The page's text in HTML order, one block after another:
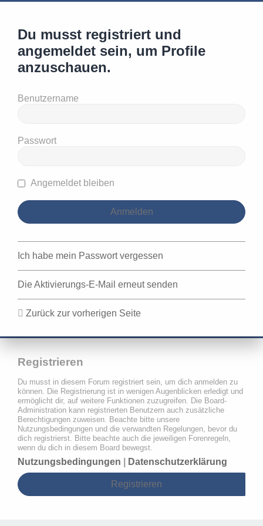
Du musst registriert und
angemeldet sein, um Profile
anzuschauen.
Benutzername
Passwort
Angemeldet bleiben
Ich habe mein Passwort vergessen
Die Aktivierungs-E-Mail erneut senden
Zurück zur vorherigen Seite
Registrieren
Du musst in diesem Forum registriert sein, um dich anmelden zu
können. Die Registrierung ist in wenigen Augenblicken erledigt und
ermöglicht dir, auf weitere Funktionen zuzugreifen. Die Board-
Administration kann registrierten Benutzern auch zusätzliche
Berechtigungen zuweisen. Beachte bitte unsere
Nutzungsbedingungen und die verwandten Regelungen, bevor du
dich registrierst. Bitte beachte auch die jeweiligen Forenregeln,
wenn du dich in diesem Board bewegst.
Nutzungsbedingungen Datenschutzerklärung
Registrieren